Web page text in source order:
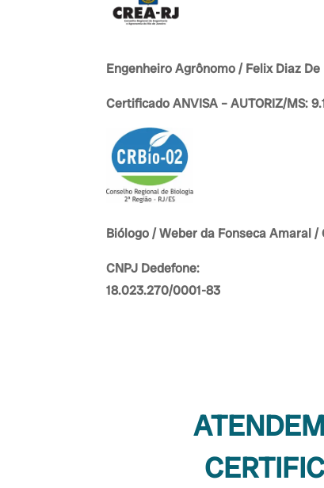
Engenheiro Agrônomo / Felix Diaz De
Certificado ANVISA – AUTORIZ/MS:
Biólogo / Weber da Fonseca Amaral /
CNPJ Dedefone:
18.023.270/0001-83